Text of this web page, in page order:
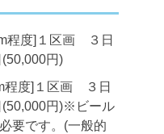
程度]１区画 ３日
円)
程度]１区画 ３日
円)※ビール
要です。(一般的